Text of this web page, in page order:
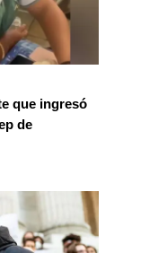
que ingresó
de